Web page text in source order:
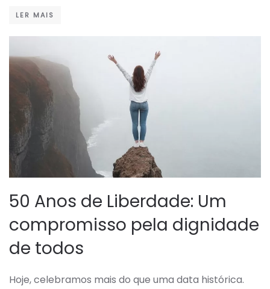
LER MAIS
50 Anos de Liberdade: Um
compromisso pela dignidade
de todos
Hoje, celebramos mais do que uma data histórica.